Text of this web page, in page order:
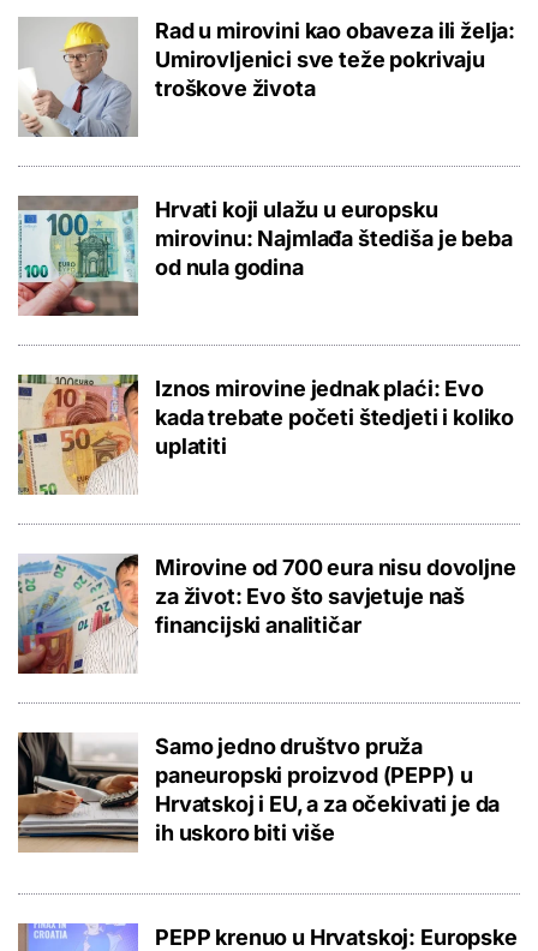
Rad u mirovini kao obaveza ili želja:
Umirovljenici sve teže pokrivaju
troškove života
Hrvati koji ulažu u europsku
mirovinu: Najmlađa štediša je beba
od nula godina
Iznos mirovine jednak plaći: Evo
kada trebate početi štedjeti i koliko
uplatiti
Mirovine od 700 eura nisu dovoljne
za život: Evo što savjetuje naš
financijski analitičar
Samo jedno društvo pruža
paneuropski proizvod (PEPP) u
Hrvatskoj i EU, a za očekivati je da
ih uskoro biti više
PEPP krenuo u Hrvatskoj: Europske